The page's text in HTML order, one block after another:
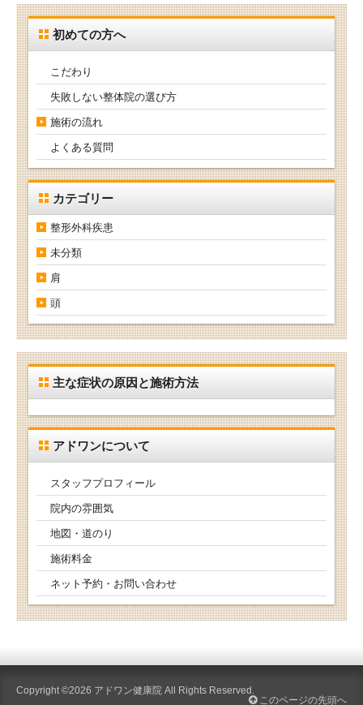
初めての方へ
こだわり
失敗しない整体院の選び方
施術の流れ
よくある質問
カテゴリー
整形外科疾患
未分類
肩
頭
主な症状の原因と施術方法
アドワンについて
スタッフプロフィール
院内の雰囲気
地図・道のり
施術料金
ネット予約・お問い合わせ
Copyright ©2026 アドワン健康院 All Rights Reserved.
このページの先頭へ